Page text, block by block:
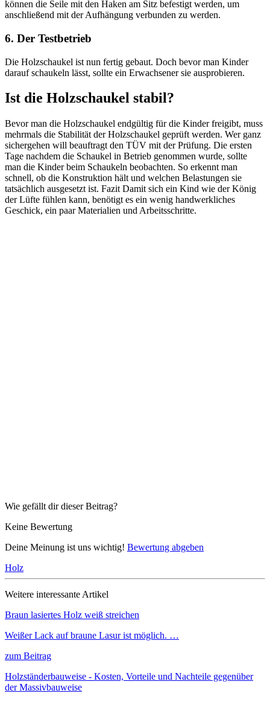
können die Seile mit den Haken am Sitz befestigt werden, um
anschließend mit der Aufhängung verbunden zu werden.
6. Der Testbetrieb
Die Holzschaukel ist nun fertig gebaut. Doch bevor man Kinder
darauf schaukeln lässt, sollte ein Erwachsener sie ausprobieren.
Ist die Holzschaukel stabil?
Bevor man die Holzschaukel endgültig für die Kinder freigibt, muss
mehrmals die Stabilität der Holzschaukel geprüft werden. Wer ganz
sichergehen will beauftragt den TÜV mit der Prüfung. Die ersten
Tage nachdem die Schaukel in Betrieb genommen wurde, sollte
man die Kinder beim Schaukeln beobachten. So erkennt man
schnell, ob die Konstruktion hält und welchen Belastungen sie
tatsächlich ausgesetzt ist. Fazit Damit sich ein Kind wie der König
der Lüfte fühlen kann, benötigt es ein wenig handwerkliches
Geschick, ein paar Materialien und Arbeitsschritte.
Wie gefällt dir dieser Beitrag?
Keine Bewertung
Deine Meinung ist uns wichtig! Bewertung abgeben
Holz
Weitere interessante Artikel
Braun lasiertes Holz weiß streichen
Weißer Lack auf braune Lasur ist möglich. …
zum Beitrag
Holzständerbauweise - Kosten, Vorteile und Nachteile gegenüber
der Massivbauweise